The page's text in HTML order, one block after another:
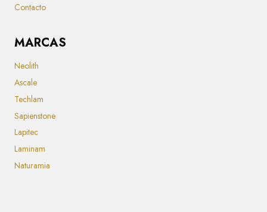
Contacto
MARCAS
Neolith
Ascale
Techlam
Sapienstone
Lapitec
Laminam
Naturamia